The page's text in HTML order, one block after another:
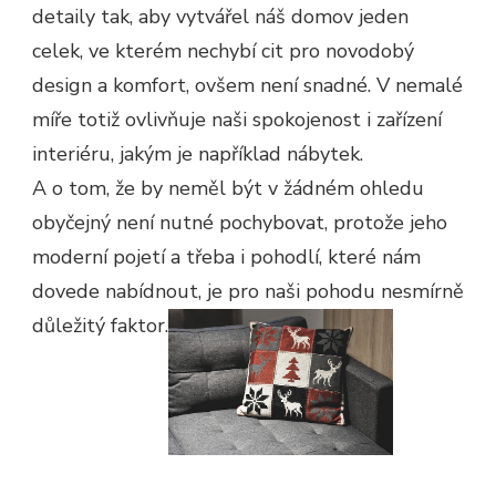
detaily tak, aby vytvářel náš domov jeden
celek, ve kterém nechybí cit pro novodobý
design a komfort, ovšem není snadné. V nemalé
míře totiž ovlivňuje naši spokojenost i zařízení
interiéru, jakým je například nábytek.
A o tom, že by neměl být v žádném ohledu
obyčejný není nutné pochybovat, protože jeho
moderní pojetí a třeba i pohodlí, které nám
dovede nabídnout, je pro naši pohodu nesmírně
důležitý faktor.